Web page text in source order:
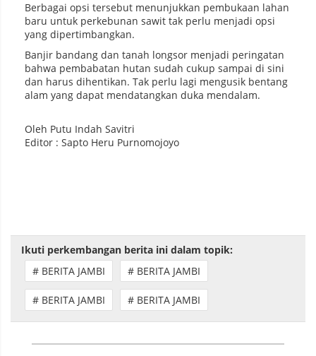
Berbagai opsi tersebut menunjukkan pembukaan lahan
baru untuk perkebunan sawit tak perlu menjadi opsi
yang dipertimbangkan.
Banjir bandang dan tanah longsor menjadi peringatan
bahwa pembabatan hutan sudah cukup sampai di sini
dan harus dihentikan. Tak perlu lagi mengusik bentang
alam yang dapat mendatangkan duka mendalam.
Oleh Putu Indah Savitri
Editor : Sapto Heru Purnomojoyo
Ikuti perkembangan berita ini dalam topik:
# BERITA JAMBI
# BERITA JAMBI
# BERITA JAMBI # BERITA JAMBI